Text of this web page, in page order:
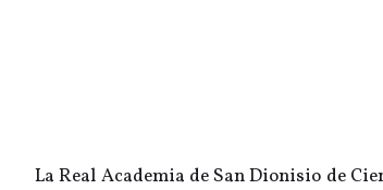
La Real Academia de San Dionisio de